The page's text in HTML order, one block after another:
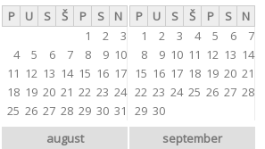
P
U S Š P S
N
1
2
3
4
5 6 7 8 9 10
11 12 13 14 15 16 17
18 19 20 21 22 23 24
25 26 27 28 29 30 31
P
U S Š P S
N
1
2 3 4 5 6
7
8
9 10 11 12 13 14
15 16 17 18 19 20 21
22 23 24 25 26 27 28
29 30
august
september